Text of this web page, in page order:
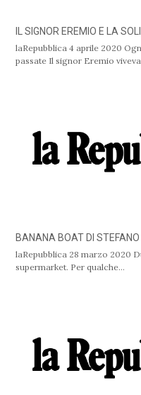
IL SIGNOR EREMIO E LA
laRepubblica 4 aprile 2020
passate Il signor Eremio
BANANA BOAT DI STEFANO
laRepubblica 28 marzo 2020
supermarket. Per qualche…